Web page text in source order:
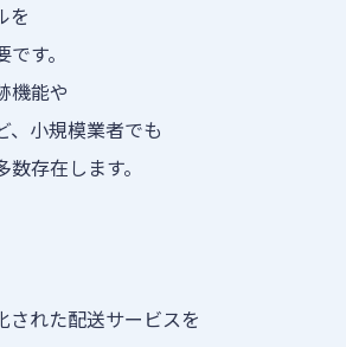
を
す。
機能や
、小規模業者でも
存在します。
された配送サービスを